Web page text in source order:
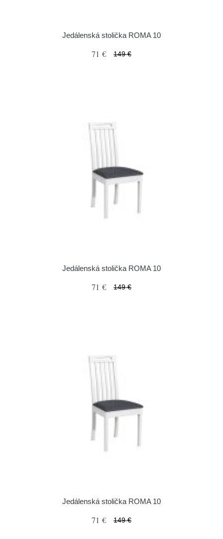
Jedálenská stolička ROMA 10
71 € 149 €
Jedálenská stolička ROMA 10
71 € 149 €
Jedálenská stolička ROMA 10
71 € 149 €